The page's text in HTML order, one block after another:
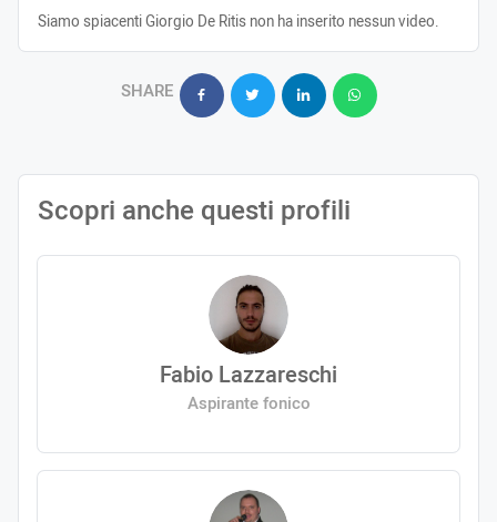
Siamo spiacenti Giorgio De Ritis non ha inserito nessun video.
SHARE
Scopri anche questi profili
Fabio Lazzareschi
Aspirante fonico